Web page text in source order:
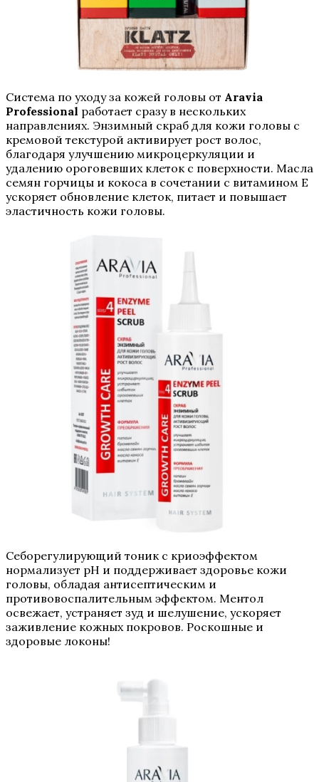
Система по уходу за кожей головы от Aravia
Professional работает сразу в нескольких
направлениях. Энзимный скраб для кожи головы с
кремовой текстурой активирует рост волос,
благодаря улучшению микроцеркуляции и
удалению ороговевших клеток с поверхности. Масла
семян горчицы и кокоса в сочетании с витамином Е
ускоряет обновление клеток, питает и повышает
эластичность кожи головы.
Себорегулирующий тоник с криоэффектом
нормализует pH и поддерживает здоровье кожи
головы, обладая антисептическим и
противовоспалительным эффектом. Ментол
освежает, устраняет зуд и шелушение, ускоряет
заживление кожных покровов. Роскошные и
здоровые локоны!